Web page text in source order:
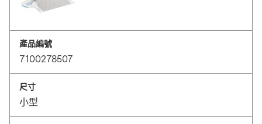
產品編號
7100278507
尺寸
小型